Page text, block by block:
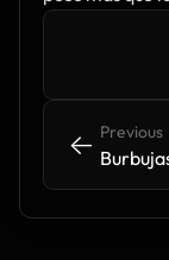
<- <-
Previous